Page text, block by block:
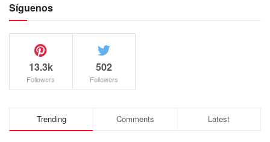
Síguenos
13.3k
Followers
502
Followers
Trending Comments Latest